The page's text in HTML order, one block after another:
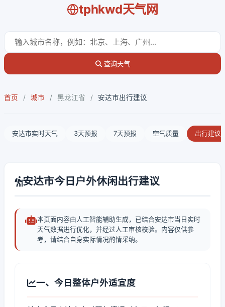
tphkwd天气网
查询天气
首页 / 城市 / 黑龙江省 / 安达市出行建议
安达市实时天气 3天预报 7天预报 空气质量 出行建议
安达市今日户外休闲出行建议
本页面内容由人工智能辅助生成，已结合安达市当日实时
天气数据进行优化，并经过人工审核校验。内容仅供参
考，请结合自身实际情况酌情采纳。
一、今日整体户外适宜度